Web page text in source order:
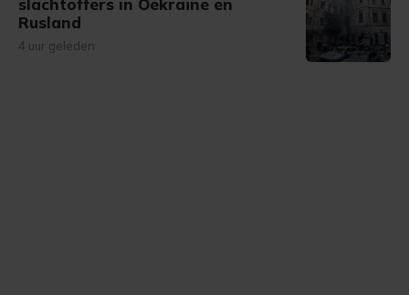
slachtoffers in Oekraïne en
Rusland
4 uur geleden